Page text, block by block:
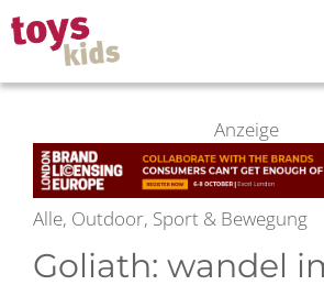
Zum
Inhalt
springen
Anzeige
Alle, Outdoor, Sport & Bewegung
Goliath: wandel